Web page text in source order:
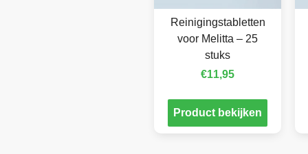
Reinigingstabletten
voor Melitta – 25
stuks
€11,95
Product bekijken